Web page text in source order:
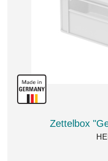
Zettelbox